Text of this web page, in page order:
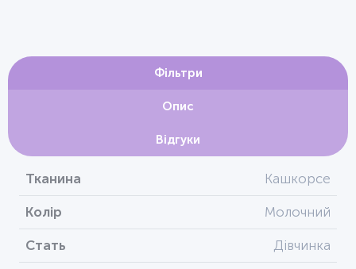
Фільтри
Опис
Відгуки
Тканина Кашкорсе
Колір Молочний
Стать Дівчинка